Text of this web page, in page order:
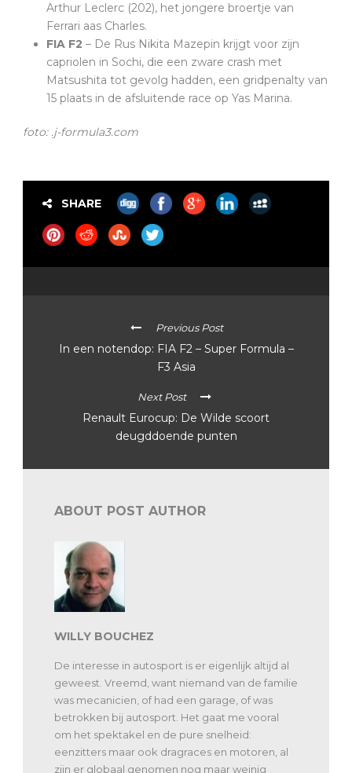
Arthur Leclerc (202), het jongere broertje van
Ferrari aas Charles.
FIA F2 – De Rus Nikita Mazepin krijgt voor zijn
capriolen in Sochi, die een zware crash met
Matsushita tot gevolg hadden, een gridpenalty van
15 plaats in de afsluitende race op Yas Marina.
foto: .j-formula3.com
SHARE
Previous Post
In een notendop: FIA F2 – Super Formula –
F3 Asia
Next Post
Renault Eurocup: De Wilde scoort
deugddoende punten
ABOUT POST AUTHOR
WILLY BOUCHEZ
De interesse in autosport is er eigenlijk altijd al
geweest. Vreemd, want niemand van de familie
was mecanicien, of had een garage, of was
betrokken bij autosport. Het gaat me vooral
om het spektakel en de pure snelheid:
eenzitters maar ook dragraces en motoren, al
zijn er globaal genomen nog maar weinig